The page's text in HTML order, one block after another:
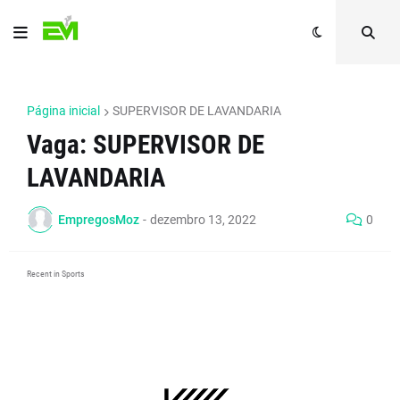
Página inicial SUPERVISOR DE LAVANDARIA
Vaga: SUPERVISOR DE
LAVANDARIA
EmpregosMoz - dezembro 13, 2022 0
Recent in Sports